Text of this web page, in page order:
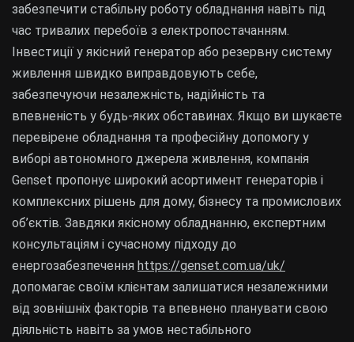
забезпечити стабільну роботу обладнання навіть під
час тривалих перебоїв з електропостачанням.
Інвестиції у якісний генератор або резервну систему
живлення швидко виправдовують себе,
забезпечуючи незалежність, надійність та
впевненість у будь-яких обставинах. Якщо ви шукаєте
перевірене обладнання та професійну допомогу у
виборі автономного джерела живлення, компанія
Genset пропонує широкий асортимент генераторів і
комплексних рішень для дому, бізнесу та промислових
об’єктів. Завдяки якісному обладнанню, експертним
консультаціям і сучасному підходу до
енергозабезпечення https://genset.com.ua/uk/
допомагає своїм клієнтам залишатися незалежними
від зовнішніх факторів та впевнено планувати свою
діяльність навіть за умов нестабільного